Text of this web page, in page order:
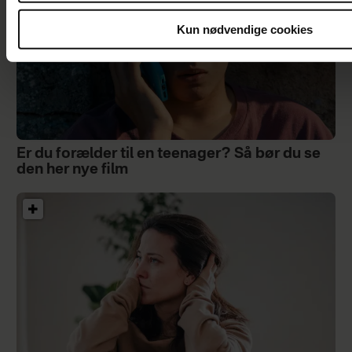
Kun nødvendige cookies
Er du forælder til en teenager? Så bør du se
den her nye film